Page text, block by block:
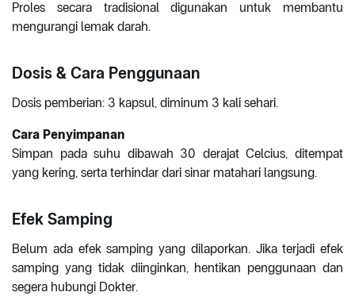
Proles secara tradisional digunakan untuk membantu
mengurangi lemak darah.
Dosis & Cara Penggunaan
Dosis pemberian: 3 kapsul, diminum 3 kali sehari.
Cara Penyimpanan
Simpan pada suhu dibawah 30 derajat Celcius, ditempat
yang kering, serta terhindar dari sinar matahari langsung.
Efek Samping
Belum ada efek samping yang dilaporkan. Jika terjadi efek
samping yang tidak diinginkan, hentikan penggunaan dan
segera hubungi Dokter.